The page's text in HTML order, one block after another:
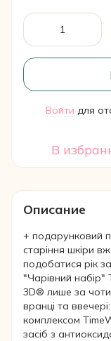
Войти для
В
Описание
+ подарунковий
старіння шкіри
подобатися рік
"Чарівний
3D® лише за
вранці та
комплексом
засіб з